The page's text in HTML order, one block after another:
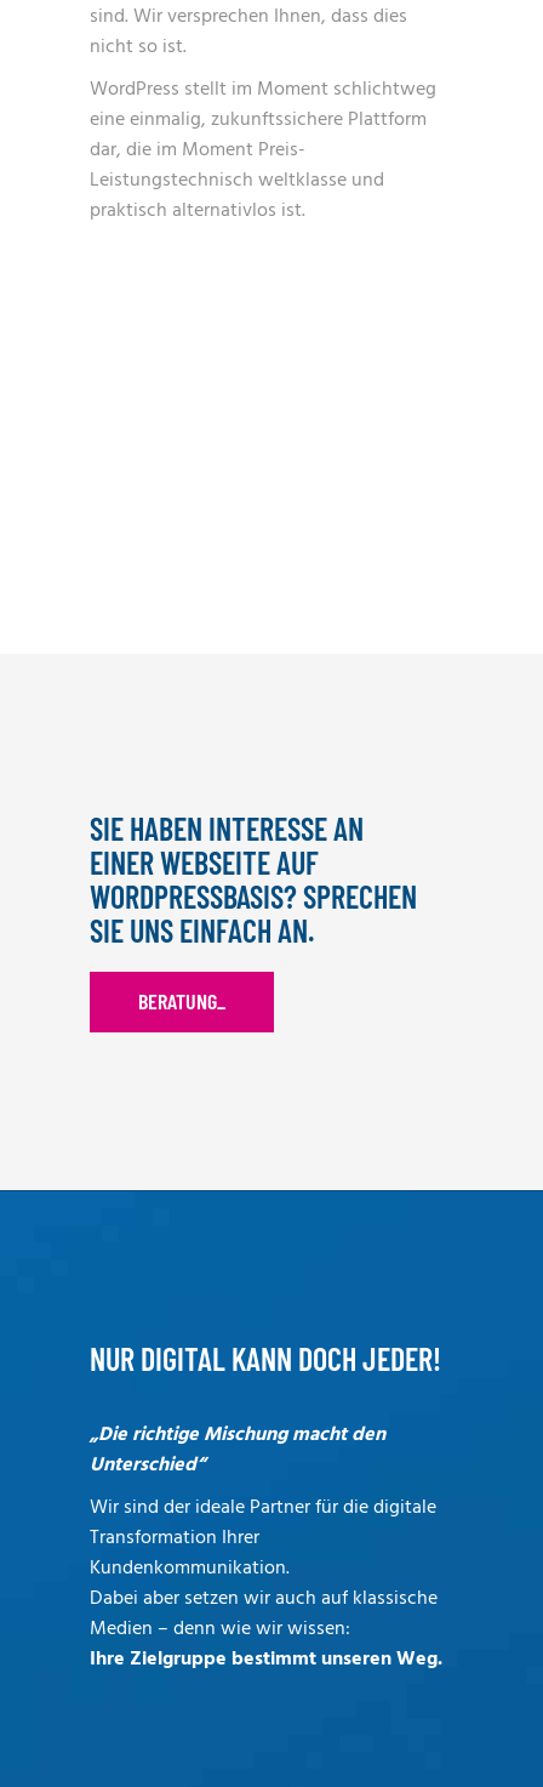
sind. Wir versprechen Ihnen, dass dies
nicht so ist.
WordPress stellt im Moment schlichtweg
eine einmalig, zukunftssichere Plattform
dar, die im Moment Preis-
Leistungstechnisch weltklasse und
praktisch alternativlos ist.
SIE HABEN INTERESSE AN
EINER WEBSEITE AUF
WORDPRESSBASIS? SPRECHEN
SIE UNS EINFACH AN.
BERATUNG_
NUR DIGITAL KANN DOCH JEDER!
„Die richtige Mischung macht den
Unterschied“
Wir sind der ideale Partner für die digitale
Transformation Ihrer
Kundenkommunikation.
Dabei aber setzen wir auch auf klassische
Medien – denn wie wir wissen:
Ihre Zielgruppe bestimmt unseren Weg.